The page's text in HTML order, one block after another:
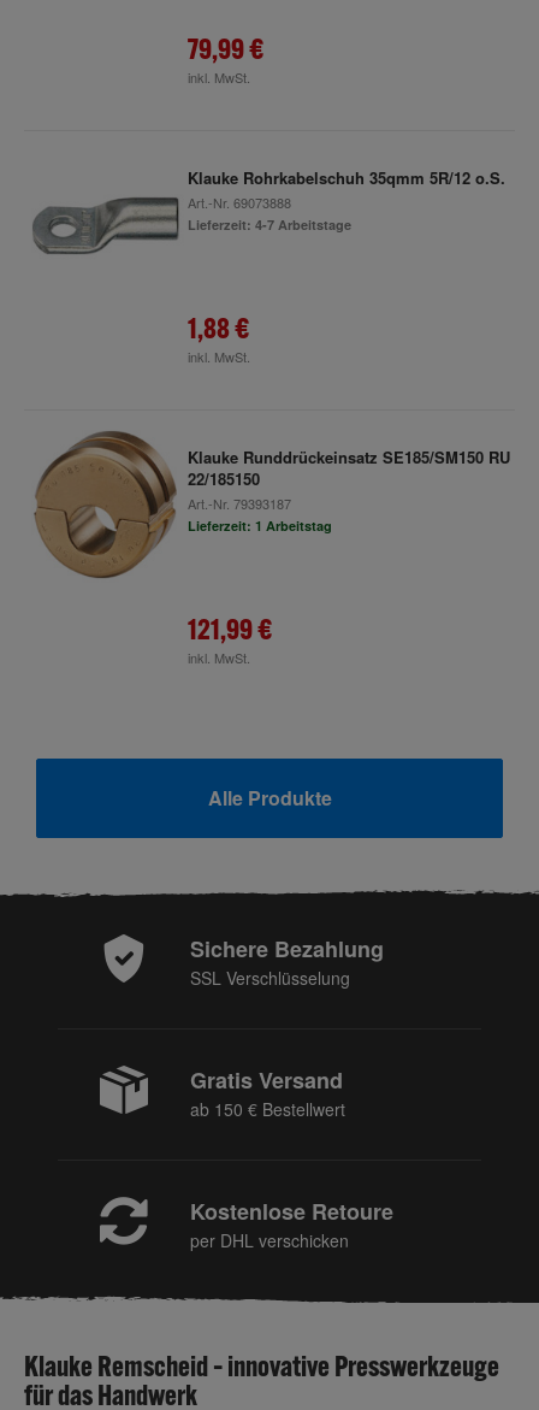
79,99 €
inkl. MwSt.
Klauke Rohrkabelschuh 35qmm 5R/12 o.S.
Art.-Nr. 69073888
Lieferzeit: 4-7 Arbeitstage
1,88 €
inkl. MwSt.
Klauke Runddrückeinsatz SE185/SM150 RU
22/185150
Art.-Nr. 79393187
Lieferzeit: 1 Arbeitstag
121,99 €
inkl. MwSt.
Alle Produkte
Sichere Bezahlung
SSL Verschlüsselung
Gratis Versand
ab 150 € Bestellwert
Kostenlose Retoure
per DHL verschicken
Klauke Remscheid – innovative Presswerkzeuge
für das Handwerk